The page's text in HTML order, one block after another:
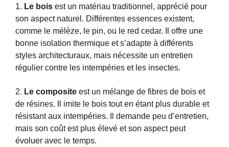
1. Le bois est un matériau traditionnel, apprécié pour
son aspect naturel. Différentes essences existent,
comme le mélèze, le pin, ou le red cedar. Il offre une
bonne isolation thermique et s’adapte à différents
styles architecturaux, mais nécessite un entretien
régulier contre les intempéries et les insectes.
2. Le composite est un mélange de fibres de bois et
de résines. Il imite le bois tout en étant plus durable et
résistant aux intempéries. Il demande peu d’entretien,
mais son coût est plus élevé et son aspect peut
évoluer avec le temps.